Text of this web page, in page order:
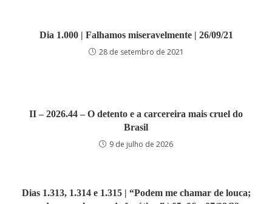
Dia 1.000 | Falhamos miseravelmente | 26/09/21
28 de setembro de 2021
II – 2026.44 – O detento e a carcereira mais cruel do
Brasil
9 de julho de 2026
Dias 1.313, 1.314 e 1.315 | “Podem me chamar de louca;